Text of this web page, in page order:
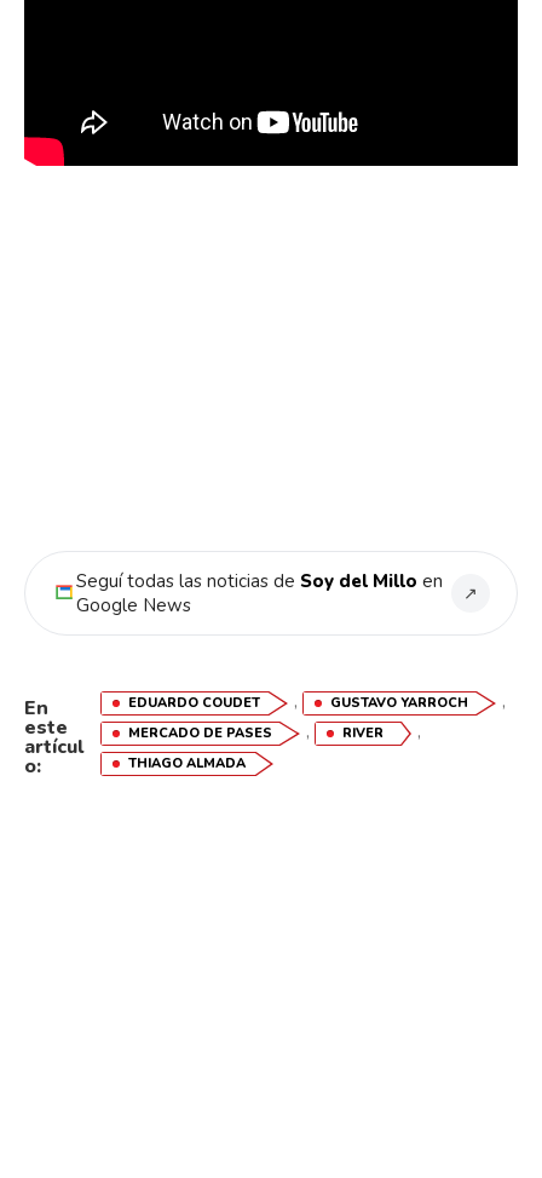
Seguí todas las noticias de Soy del Millo en
Google News
↗
En
este
artícul
o:
EDUARDO COUDET , GUSTAVO YARROCH ,
MERCADO DE PASES , RIVER ,
THIAGO ALMADA